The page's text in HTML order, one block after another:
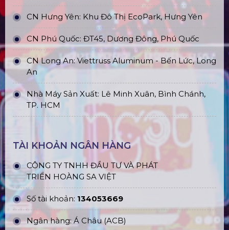
CN Hưng Yên: Khu Đô Thị EcoPark, Hưng Yên
CN Phú Quốc: ĐT45, Dương Đông, Phú Quốc
CN Long An: Viettruss Aluminum - Bến Lức, Long
An
Nhà Máy Sản Xuất: Lê Minh Xuân, Bình Chánh,
TP. HCM
TÀI KHOẢN NGÂN HÀNG
CÔNG TY TNHH ĐẦU TƯ VÀ PHÁT
TRIỂN HOÀNG SA VIỆT
Số tài khoản: 134053669
Ngân hàng: Á Châu (ACB)